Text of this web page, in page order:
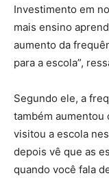
Investimento em
mais ensino
aumento da
para a escola”,
Segundo ele, a
também aumentou
visitou a escola
depois vê que as
quando você fala